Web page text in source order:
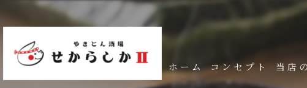
ホーム コンセプト 当店